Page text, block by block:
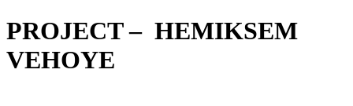
PROJECT – HEMIKSEM
VEHOYE